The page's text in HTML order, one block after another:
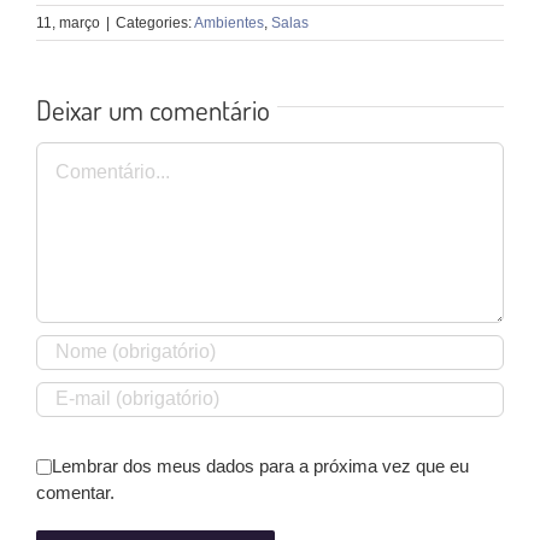
11, março | Categories:Ambientes Salas
Deixar um comentário
Comentário
Lembrar dos meus dados para a próxima vez que eu
comentar.